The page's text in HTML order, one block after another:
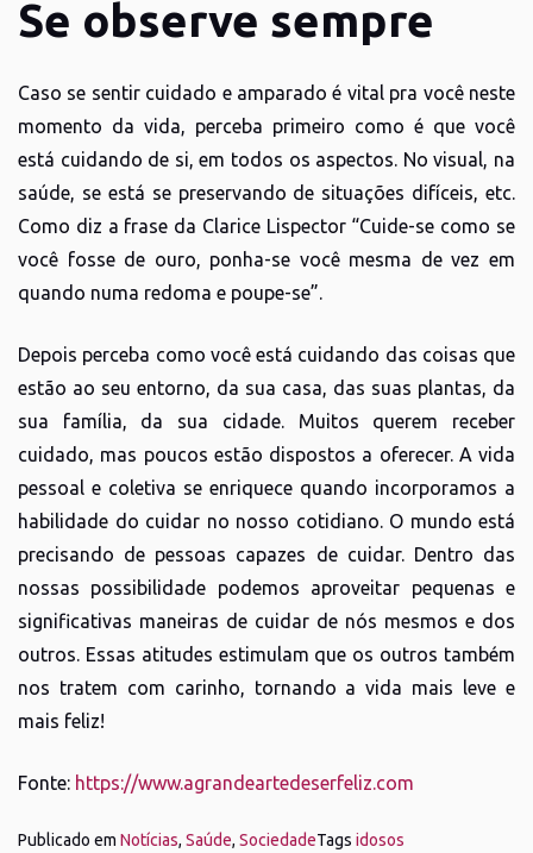
Se observe sempre
Caso se sentir cuidado e amparado é vital pra você neste
momento da vida, perceba primeiro como é que você
está cuidando de si, em todos os aspectos. No visual, na
saúde, se está se preservando de situações difíceis, etc.
Como diz a frase da Clarice Lispector “Cuide-se como se
você fosse de ouro, ponha-se você mesma de vez em
quando numa redoma e poupe-se”.
Depois perceba como você está cuidando das coisas que
estão ao seu entorno, da sua casa, das suas plantas, da
sua família, da sua cidade. Muitos querem receber
cuidado, mas poucos estão dispostos a oferecer. A vida
pessoal e coletiva se enriquece quando incorporamos a
habilidade do cuidar no nosso cotidiano. O mundo está
precisando de pessoas capazes de cuidar. Dentro das
nossas possibilidade podemos aproveitar pequenas e
significativas maneiras de cuidar de nós mesmos e dos
outros. Essas atitudes estimulam que os outros também
nos tratem com carinho, tornando a vida mais leve e
mais feliz!
Fonte: https://www.agrandeartedeserfeliz.com
Publicado em Notícias, Saúde, SociedadeTags idosos